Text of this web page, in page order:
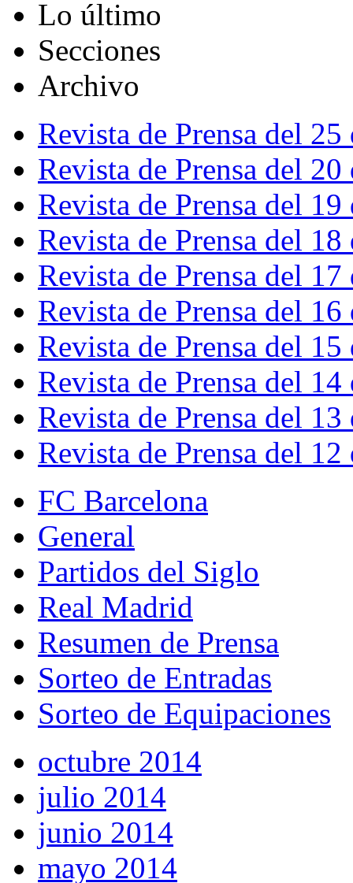
Lo último
Secciones
Archivo
Revista de Prensa del
Revista de Prensa del
Revista de Prensa del
Revista de Prensa del
Revista de Prensa del
Revista de Prensa del
Revista de Prensa del
Revista de Prensa del
Revista de Prensa del
Revista de Prensa del
FC Barcelona
General
Partidos del Siglo
Real Madrid
Resumen de Prensa
Sorteo de Entradas
Sorteo de Equipaciones
octubre 2014
julio 2014
junio 2014
mayo 2014